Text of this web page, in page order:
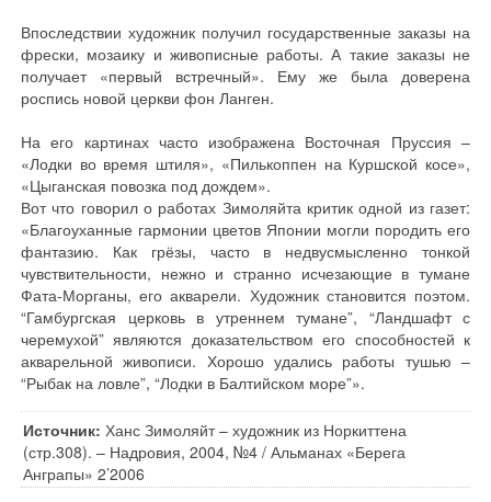
Впоследствии художник получил государственные заказы на
фрески, мозаику и живописные работы. А такие заказы не
получает «первый встречный». Ему же была доверена
роспись новой церкви фон Ланген.
На его картинах часто изображена Восточная Пруссия –
«Лодки во время штиля», «Пилькоппен на Куршской косе»,
«Цыганская повозка под дождем».
Вот что говорил о работах Зимоляйта критик одной из газет:
«Благоуханные гармонии цветов Японии могли породить его
фантазию. Как грёзы, часто в недвусмысленно тонкой
чувствительности, нежно и странно исчезающие в тумане
Фата-Морганы, его акварели. Художник становится поэтом.
“Гамбургская церковь в утреннем тумане”, “Ландшафт с
черемухой” являются доказательством его способностей к
акварельной живописи. Хорошо удались работы тушью –
“Рыбак на ловле”, “Лодки в Балтийском море”».
Источник: Ханс Зимоляйт – художник из Норкиттена
(стр.308). – Надровия, 2004, №4 / Альманах «Берега
Анграпы» 2’2006